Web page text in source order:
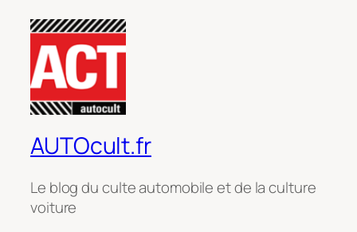
AUTOcult.fr
Le blog du culte automobile et de la culture
voiture